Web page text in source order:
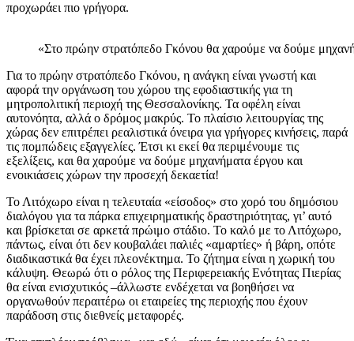
προχωράει πιο γρήγορα.
«Στο πρώην στρατόπεδο Γκόνου θα χαρούμε να δούμε
Για το πρώην στρατόπεδο Γκόνου, η ανάγκη είναι γνωστή και
αφορά την οργάνωση του χώρου της εφοδιαστικής για τη
μητροπολιτική περιοχή της Θεσσαλονίκης. Τα οφέλη είναι
αυτονόητα, αλλά ο δρόμος μακρύς. Το πλαίσιο λειτουργίας της
χώρας δεν επιτρέπει ρεαλιστικά όνειρα για γρήγορες κινήσεις, παρά
τις πομπώδεις εξαγγελίες. Έτσι κι εκεί θα περιμένουμε τις
εξελίξεις, και θα χαρούμε να δούμε μηχανήματα έργου και
ενοικιάσεις χώρων την προσεχή δεκαετία!
Το Λιτόχωρο είναι η τελευταία «είσοδος» στο χορό του δημόσιου
διαλόγου για τα πάρκα επιχειρηματικής δραστηριότητας, γι’ αυτό
και βρίσκεται σε αρκετά πρώιμο στάδιο. Το καλό με το Λιτόχωρο,
πάντως, είναι ότι δεν κουβαλάει παλιές «αμαρτίες» ή βάρη, οπότε
διαδικαστικά θα έχει πλεονέκτημα. Το ζήτημα είναι η χωρική του
κάλυψη. Θεωρώ ότι ο ρόλος της Περιφερειακής Ενότητας Πιερίας
θα είναι ενισχυτικός –άλλωστε ενδέχεται να βοηθήσει να
οργανωθούν περαιτέρω οι εταιρείες της περιοχής που έχουν
παράδοση στις διεθνείς μεταφορές.